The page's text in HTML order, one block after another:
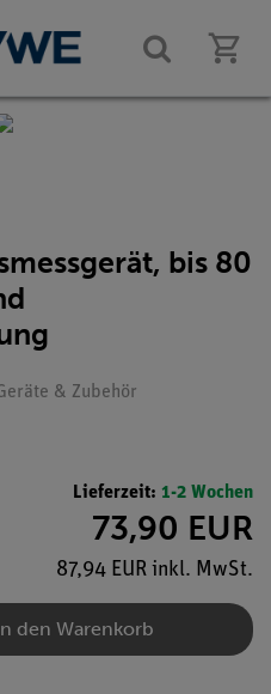
bis 80
& Zubehör
Lieferzeit: 1-2 Wochen
73,90 EUR
87,94 EUR inkl. MwSt.
den Warenkorb